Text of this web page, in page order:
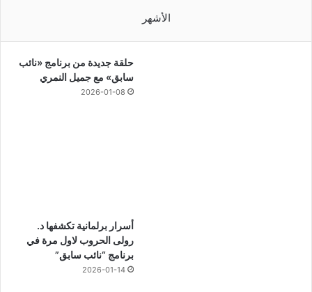
الأشهر
حلقة جديدة من برنامج «نائب
سابق» مع جميل النمري
2026-01-08
أسرار برلمانية تكشفها د.
رولى الحروب لاول مرة في
برنامج “نائب سابق”
2026-01-14